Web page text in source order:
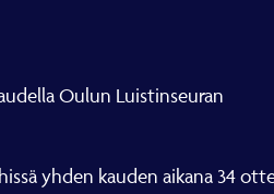
Oulun Luistinseuran
yhden kauden aikana 34